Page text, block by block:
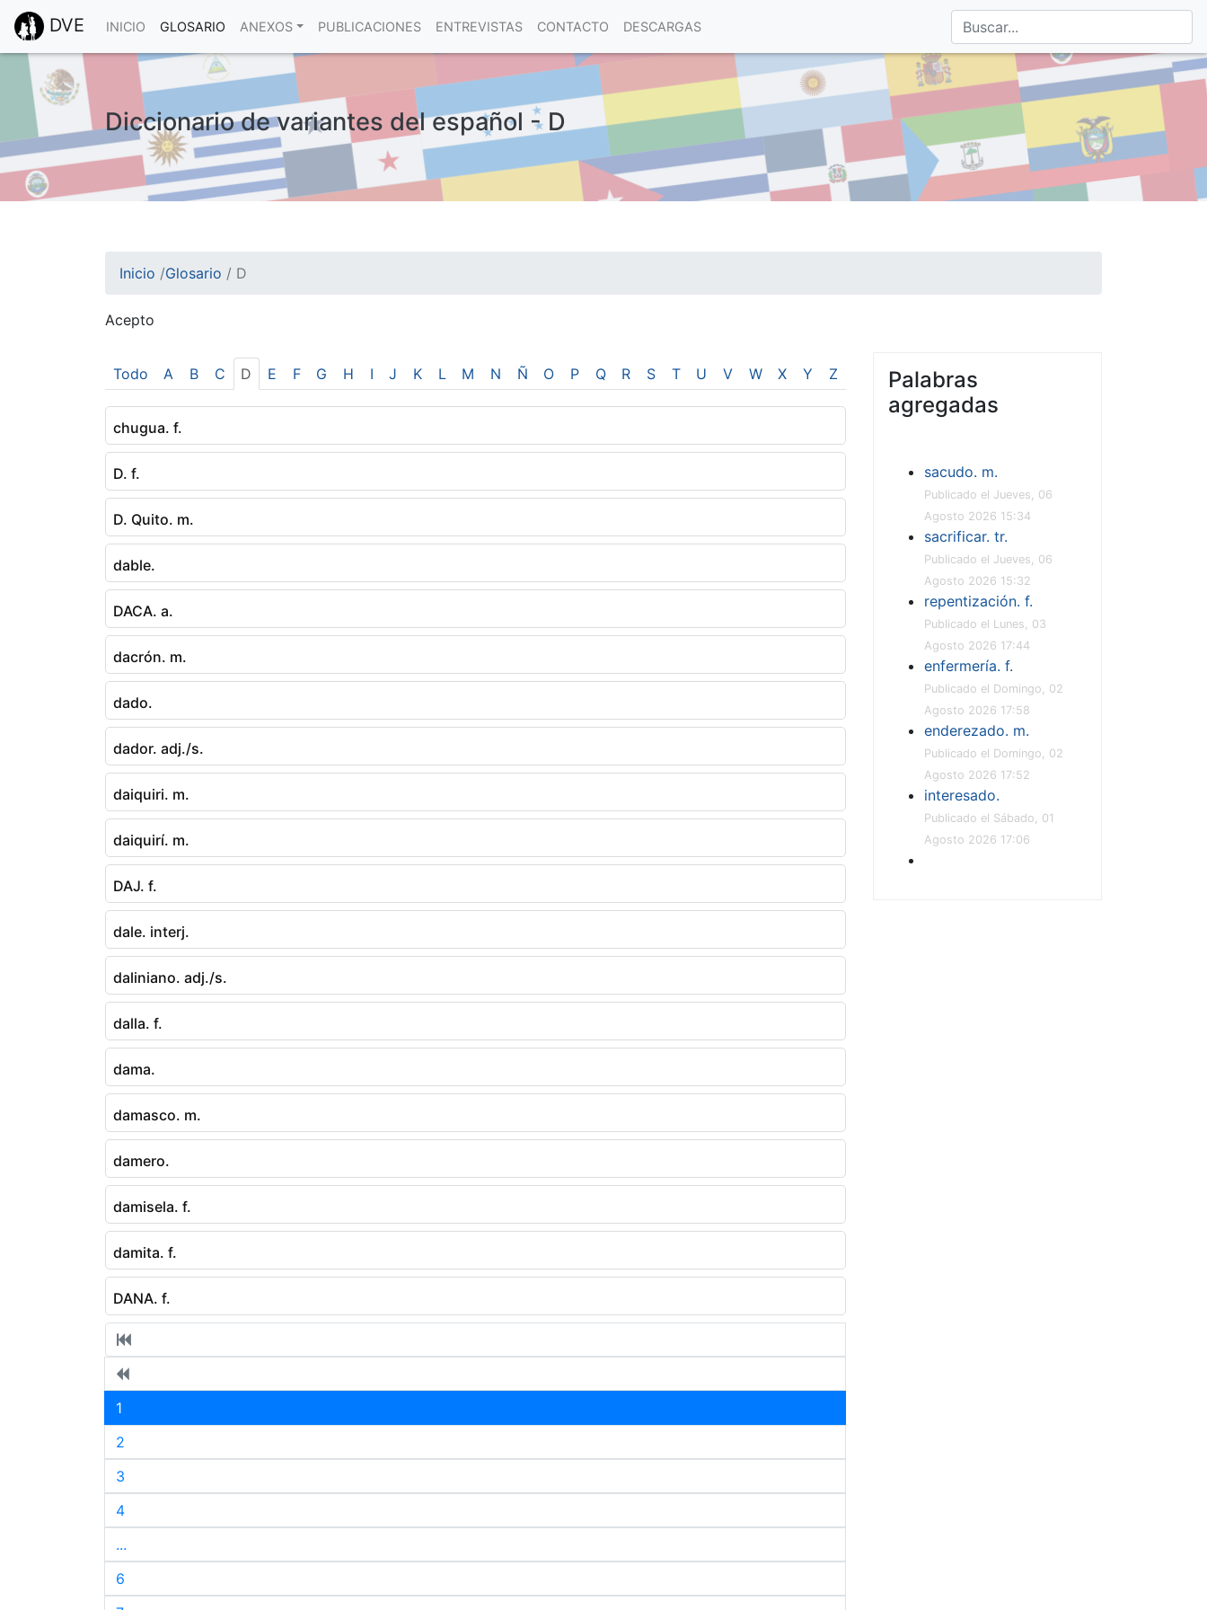
DVE INICIO GLOSARIO ANEXOS PUBLICACIONES ENTREVISTAS CONTACTO DESCARGAS
Diccionario de variantes del español - D
Inicio /Glosario / D
Acepto
Esto nos ayuda a recolectar estadísticas de las visitas.
Todo A B C D E F G H I J K L M N Ñ O P Q R S T U V W X Y Z
chugua. f.
D. f.
D. Quito. m.
dable.
DACA. a.
dacrón. m.
dado.
dador. adj./s.
daiquiri. m.
daiquirí. m.
DAJ. f.
dale. interj.
daliniano. adj./s.
dalla. f.
dama.
damasco. m.
damero.
damisela. f.
damita. f.
DANA. f.
1
2
3
4
...
6
Palabras
agregadas
sacudo. m.
Publicado el Jueves, 06
Agosto 2026 15:34
sacrificar. tr.
Publicado el Jueves, 06
Agosto 2026 15:32
repentización. f.
Publicado el Lunes, 03
Agosto 2026 17:44
enfermería. f.
Publicado el Domingo, 02
Agosto 2026 17:58
enderezado. m.
Publicado el Domingo, 02
Agosto 2026 17:52
interesado.
Publicado el Sábado, 01
Agosto 2026 17:06